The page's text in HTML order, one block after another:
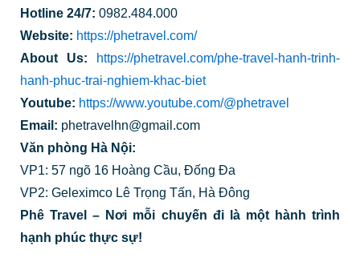
Hotline 24/7: 0982.484.000
Website: https://phetravel.com/
About Us:
https://phetravel.com/phe-travel-hanh-trinh-
hanh-phuc-trai-nghiem-khac-biet
Youtube: https://www.youtube.com/@phetravel
Email: phetravelhn@gmail.com
Văn phòng Hà Nội:
VP1: 57 ngõ 16 Hoàng Cầu, Đống Đa
VP2: Geleximco Lê Trọng Tấn, Hà Đông
Phê Travel – Nơi mỗi chuyến đi là một hành trình
hạnh phúc thực sự!